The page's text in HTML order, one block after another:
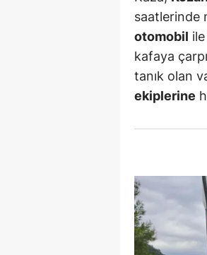
saatlerinde
otomobil ile
kafaya
tanık olan
ekiplerine